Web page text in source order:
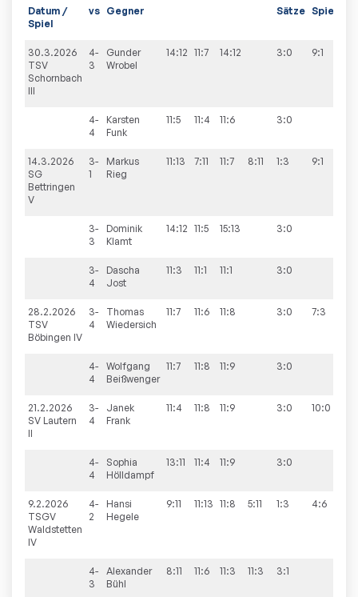
Datum /
Spiel
vs Gegner Sätze Spiele
30.3.2026
TSV
Schornbach
III
4-
3
Gunder
Wrobel
14:12 11:7 14:12 3:0 9:1
4-
4
Karsten
Funk
11:5 11:4 11:6 3:0
14.3.2026
SG
Bettringen
V
3-
1
Markus
Rieg
11:13 7:11 11:7 8:11 1:3 9:1
3-
3
Dominik
Klamt
14:12 11:5 15:13 3:0
3-
4
Dascha
Jost
11:3 11:1 11:1 3:0
28.2.2026
TSV
Böbingen IV
3-
4
Thomas
Wiedersich
11:7 11:6 11:8 3:0 7:3
4-
4
Wolfgang
Beißwenger
11:7 11:8 11:9 3:0
21.2.2026
SV Lautern
II
3-
4
Janek
Frank
11:4 11:8 11:9 3:0 10:0
4-
4
Sophia
Hölldampf
13:11 11:4 11:9 3:0
9.2.2026
TSGV
Waldstetten
IV
4-
2
Hansi
Hegele
9:11 11:13 11:8 5:11 1:3 4:6
4-
3
Alexander
Bühl
8:11 11:6 11:3 11:3 3:1